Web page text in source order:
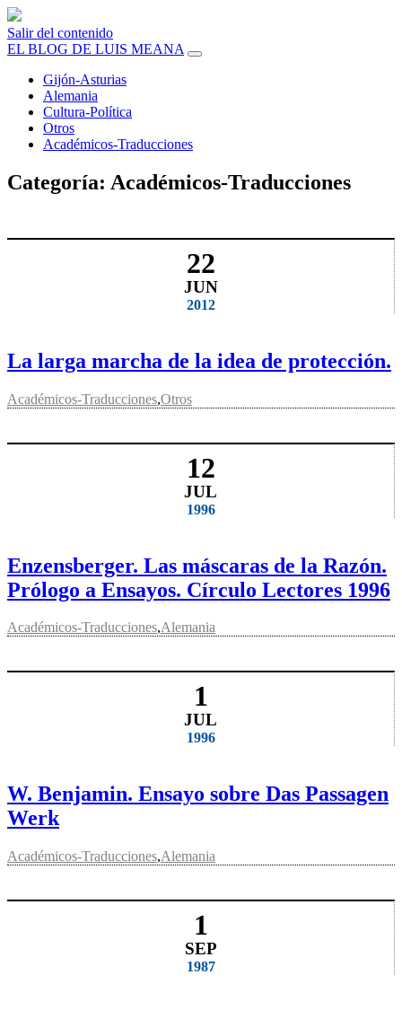
Salir del contenido
EL BLOG DE LUIS MEANA
Gijón-Asturias
Alemania
Cultura-Política
Otros
Académicos-Traducciones
Categoría: Académicos-Traducciones
22
JUN
2012
La larga marcha de la idea de protección.
Académicos-Traducciones,Otros
12
JUL
1996
Enzensberger. Las máscaras de la Razón.
Prólogo a Ensayos. Círculo Lectores 1996
Académicos-Traducciones,Alemania
1
JUL
1996
W. Benjamin. Ensayo sobre Das Passagen
Werk
Académicos-Traducciones,Alemania
1
SEP
1987